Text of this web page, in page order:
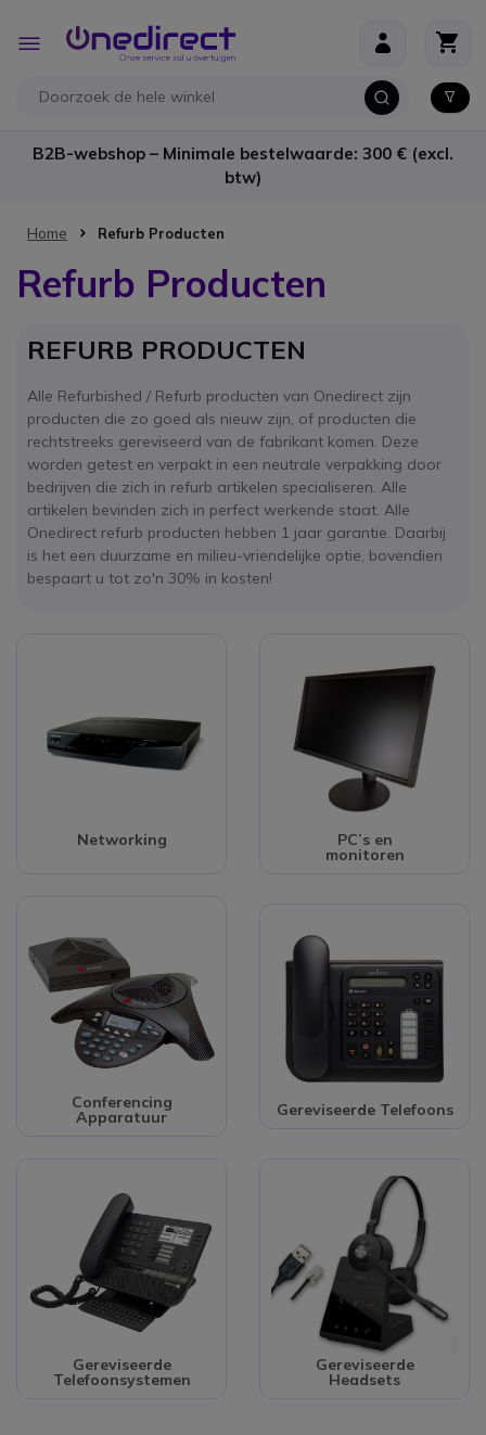
Toggle
Nav
B2B-webshop – Minimale bestelwaarde: 300 € (excl.
btw)
Home Refurb Producten
Refurb Producten
REFURB PRODUCTEN
Alle Refurbished / Refurb producten van Onedirect zijn
producten die zo goed als nieuw zijn, of producten die
rechtstreeks gereviseerd van de fabrikant komen. Deze
worden getest en verpakt in een neutrale verpakking door
bedrijven die zich in refurb artikelen specialiseren. Alle
artikelen bevinden zich in perfect werkende staat. Alle
Onedirect refurb producten hebben 1 jaar garantie. Daarbij
is het een duurzame en milieu-vriendelijke optie, bovendien
bespaart u tot zo'n 30% in kosten!
Networking PC’s en
monitoren
Conferencing
Apparatuur Gereviseerde Telefoons
Gereviseerde
Telefoonsystemen
Gereviseerde
Headsets